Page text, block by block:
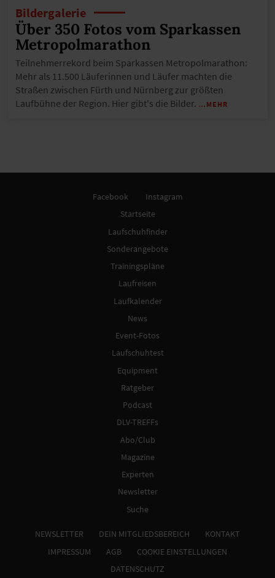
Bildergalerie
Über 350 Fotos vom Sparkassen
Metropolmarathon
Teilnehmerrekord beim Sparkassen Metropolmarathon:
Mehr als 11.500 Läuferinnen und Läufer machten die
Straßen zwischen Fürth und Nürnberg zur größten
Laufbühne der Region. Hier gibt's die Bilder. …MEHR
Facebook
Instagram
Startseite
Laufschuhfinder
Sonderangebote
Trainingspläne
Laufreisen
Laufkalender
News
Event-Fotos
Laufschuhtest
Equipment
Ratgeber
Podcast
DLV-TREFFs
Abo/Club
Magazine
Experten
Newsletter
Suche
NEWSLETTER DEIN MITGLIEDSBEREICH
KONTAKT
IMPRESSUM
AGB
COOKIE EINSTELLUNGEN
DATENSCHUTZ